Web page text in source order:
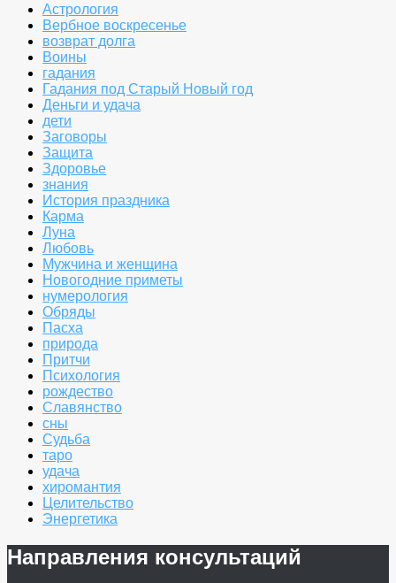
Астрология
Вербное воскресенье
возврат долга
Воины
гадания
Гадания под Старый Новый год
Деньги и удача
дети
Заговоры
Защита
Здоровье
знания
История праздника
Карма
Луна
Любовь
Мужчина и женщина
Новогодние приметы
нумерология
Обряды
Пасха
природа
Притчи
Психология
рождество
Славянство
сны
Судьба
таро
удача
хиромантия
Целительство
Энергетика
Направления консультаций